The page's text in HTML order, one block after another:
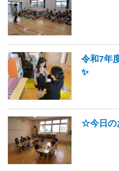
令和7年
✨
☆今日